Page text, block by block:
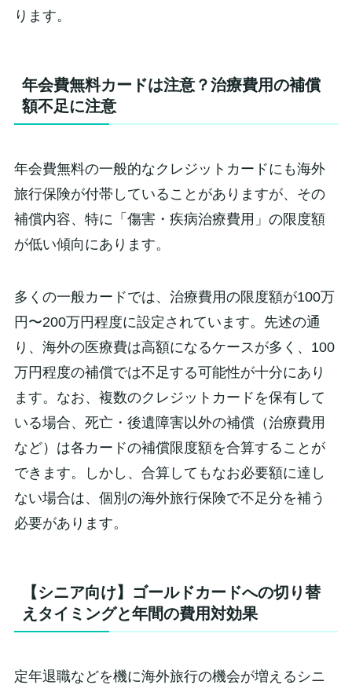
ります。
年会費無料カードは注意？治療費用の補償
額不足に注意
年会費無料の一般的なクレジットカードにも海外
旅行保険が付帯していることがありますが、その
補償内容、特に「傷害・疾病治療費用」の限度額
が低い傾向にあります。
多くの一般カードでは、治療費用の限度額が100万
円〜200万円程度に設定されています。先述の通
り、海外の医療費は高額になるケースが多く、100
万円程度の補償では不足する可能性が十分にあり
ます。なお、複数のクレジットカードを保有して
いる場合、死亡・後遺障害以外の補償（治療費用
など）は各カードの補償限度額を合算することが
できます。しかし、合算してもなお必要額に達し
ない場合は、個別の海外旅行保険で不足分を補う
必要があります。
【シニア向け】ゴールドカードへの切り替
えタイミングと年間の費用対効果
定年退職などを機に海外旅行の機会が増えるシニ